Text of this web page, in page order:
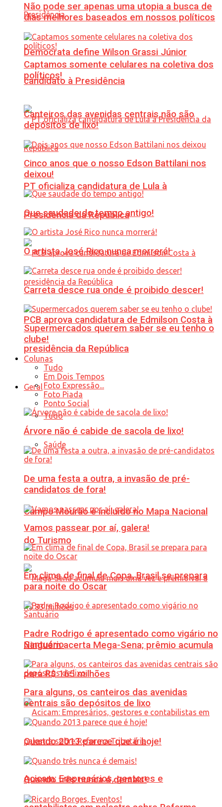
Democrata define Wilson Grassi Júnior
candidato à Presidência
PT oficializa candidatura de Lula à
Presidência da República
PCB aprova candidatura de Edmilson Costa à
presidência da República
Geral
Tudo
Saúde
Campo Mourão é incluído no Mapa Nacional
do Turismo
Ninguém acerta Mega-Sena; prêmio acumula
para R$ 165 milhões
Acicam: Empresários, gestores e
Não pode ser apenas uma utopia a busca de
dias melhores baseados em nossos políticos
Captamos somente celulares na coletiva dos
políticos!
Canteiros das avenidas centrais não são
depósitos de lixo!
Cinco anos que o nosso Edson Battilani nos
deixou!
Que saudade do tempo antigo!
O artista José Rico nunca morrerá!
Carreta desce rua onde é proibido descer!
Supermercados querem saber se eu tenho o
clube!
Colunas
Tudo
Em Dois Tempos
Foto Expressão...
Foto Piada
Ponto Social
Árvore não é cabide de sacola de lixo!
De uma festa a outra, a invasão de pré-
candidatos de fora!
Vamos passear por aí, galera!
Em clima de final de Copa, Brasil se prepara
para noite do Oscar
Padre Rodrigo é apresentado como vigário no
Santuário
Para alguns, os canteiros das avenidas
centrais são depósitos de lixo
Quando 2013 parece que é hoje!
Quando três nunca é demais!